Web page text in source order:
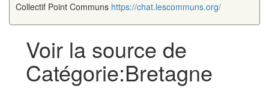
Collectif Point Communs https://chat.lescommuns.org/
Voir la source de
Catégorie:Bretagne